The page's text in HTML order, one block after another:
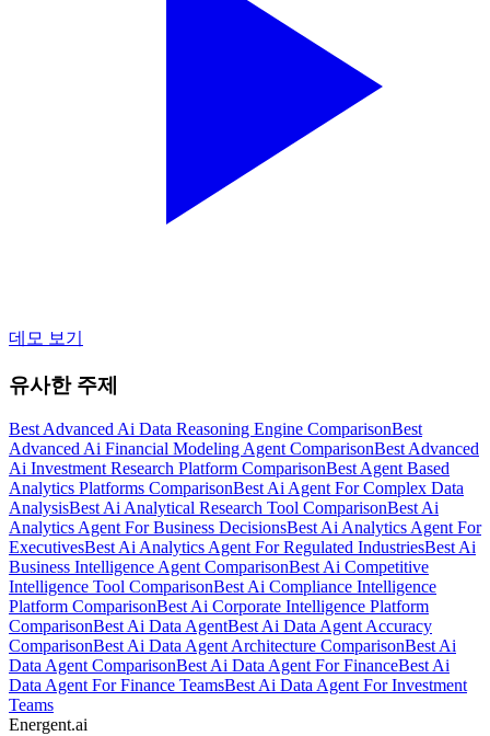
데모 보기
유사한 주제
Best Advanced Ai Data Reasoning Engine ComparisonBest
Advanced Ai Financial Modeling Agent ComparisonBest Advanced
Ai Investment Research Platform ComparisonBest Agent Based
Analytics Platforms ComparisonBest Ai Agent For Complex Data
AnalysisBest Ai Analytical Research Tool ComparisonBest Ai
Analytics Agent For Business DecisionsBest Ai Analytics Agent For
ExecutivesBest Ai Analytics Agent For Regulated IndustriesBest Ai
Business Intelligence Agent ComparisonBest Ai Competitive
Intelligence Tool ComparisonBest Ai Compliance Intelligence
Platform ComparisonBest Ai Corporate Intelligence Platform
ComparisonBest Ai Data AgentBest Ai Data Agent Accuracy
ComparisonBest Ai Data Agent Architecture ComparisonBest Ai
Data Agent ComparisonBest Ai Data Agent For FinanceBest Ai
Data Agent For Finance TeamsBest Ai Data Agent For Investment
Teams
Energent.ai